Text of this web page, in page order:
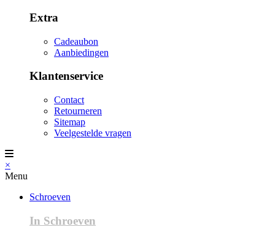
Extra
Cadeaubon
Aanbiedingen
Klantenservice
Contact
Retourneren
Sitemap
Veelgestelde vragen
×
Menu
Schroeven
In Schroeven